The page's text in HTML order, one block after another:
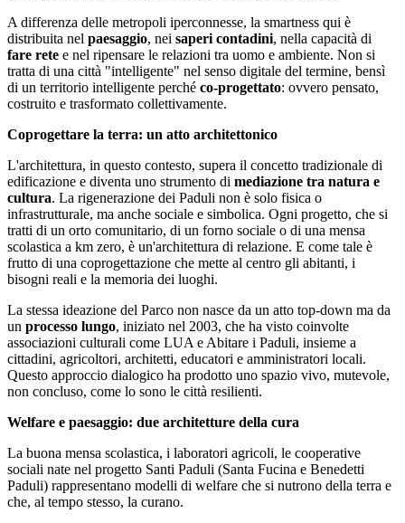
A differenza delle metropoli iperconnesse, la smartness qui è
distribuita nel paesaggio, nei saperi contadini, nella capacità di
fare rete e nel ripensare le relazioni tra uomo e ambiente. Non si
tratta di una città "intelligente" nel senso digitale del termine, bensì
di un territorio intelligente perché co-progettato: ovvero pensato,
costruito e trasformato collettivamente.
Coprogettare la terra: un atto architettonico
L'architettura, in questo contesto, supera il concetto tradizionale di
edificazione e diventa uno strumento di mediazione tra natura e
cultura. La rigenerazione dei Paduli non è solo fisica o
infrastrutturale, ma anche sociale e simbolica. Ogni progetto, che si
tratti di un orto comunitario, di un forno sociale o di una mensa
scolastica a km zero, è un'architettura di relazione. E come tale è
frutto di una coprogettazione che mette al centro gli abitanti, i
bisogni reali e la memoria dei luoghi.
La stessa ideazione del Parco non nasce da un atto top-down ma da
un processo lungo, iniziato nel 2003, che ha visto coinvolte
associazioni culturali come LUA e Abitare i Paduli, insieme a
cittadini, agricoltori, architetti, educatori e amministratori locali.
Questo approccio dialogico ha prodotto uno spazio vivo, mutevole,
non concluso, come lo sono le città resilienti.
Welfare e paesaggio: due architetture della cura
La buona mensa scolastica, i laboratori agricoli, le cooperative
sociali nate nel progetto Santi Paduli (Santa Fucina e Benedetti
Paduli) rappresentano modelli di welfare che si nutrono della terra e
che, al tempo stesso, la curano.